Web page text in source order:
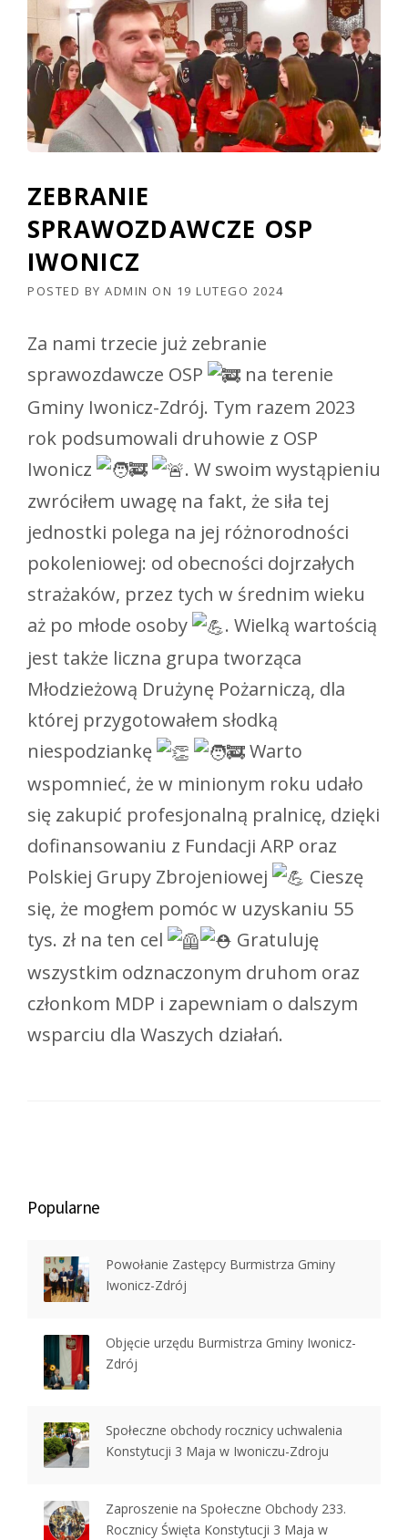
ZEBRANIE
SPRAWOZDAWCZE OSP
IWONICZ
POSTED BY ADMIN ON 19 LUTEGO 2024
Za nami trzecie już zebranie
sprawozdawcze OSP
na terenie
Gminy Iwonicz-Zdrój. Tym razem 2023
rok podsumowali druhowie z OSP
Iwonicz
. W swoim wystąpieniu
zwróciłem uwagę na fakt, że siła tej
jednostki polega na jej różnorodności
pokoleniowej: od obecności dojrzałych
strażaków, przez tych w średnim wieku
aż po młode osoby
. Wielką wartością
jest także liczna grupa tworząca
Młodzieżową Drużynę Pożarniczą, dla
której przygotowałem słodką
niespodziankę
Warto
wspomnieć, że w minionym roku udało
się zakupić profesjonalną pralnicę, dzięki
dofinansowaniu z Fundacji ARP oraz
Polskiej Grupy Zbrojeniowej
Cieszę
się, że mogłem pomóc w uzyskaniu 55
tys. zł na ten cel
Gratuluję
wszystkim odznaczonym druhom oraz
członkom MDP i zapewniam o dalszym
wsparciu dla Waszych działań.
Popularne
Powołanie Zastępcy Burmistrza Gminy
Iwonicz-Zdrój
Objęcie urzędu Burmistrza Gminy Iwonicz-
Zdrój
Społeczne obchody rocznicy uchwalenia
Konstytucji 3 Maja w Iwoniczu-Zdroju
Zaproszenie na Społeczne Obchody 233.
Rocznicy Święta Konstytucji 3 Maja w